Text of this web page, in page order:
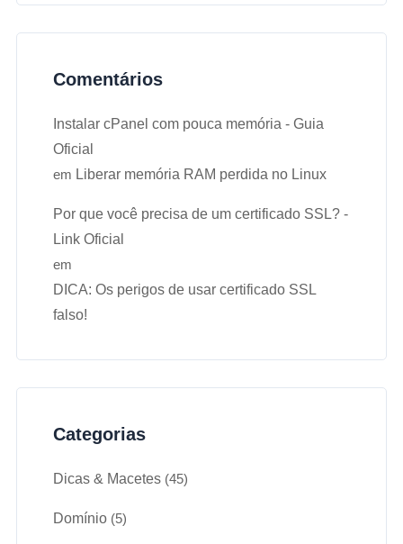
Comentários
Instalar cPanel com pouca memória - Guia
Oficial
em Liberar memória RAM perdida no Linux
Por que você precisa de um certificado SSL? -
Link Oficial
em
DICA: Os perigos de usar certificado SSL
falso!
Categorias
Dicas & Macetes (45)
Domínio (5)